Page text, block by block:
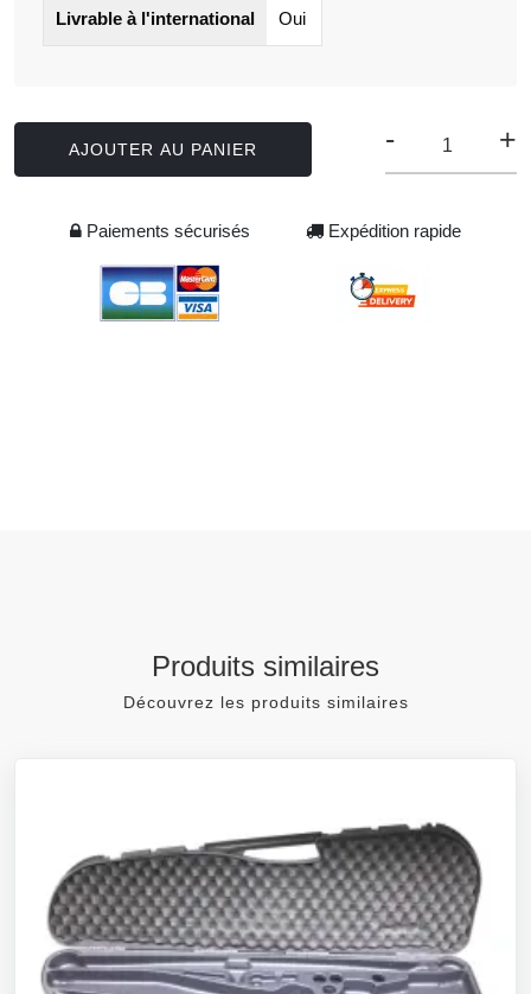
Livrable à l'international Oui
AJOUTER AU PANIER - +
Paiements sécurisés Expédition rapide
Produits similaires
Découvrez les produits similaires